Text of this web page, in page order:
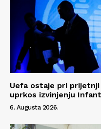
Uefa ostaje pri
uprkos izvinjenju
6. Augusta 2026.